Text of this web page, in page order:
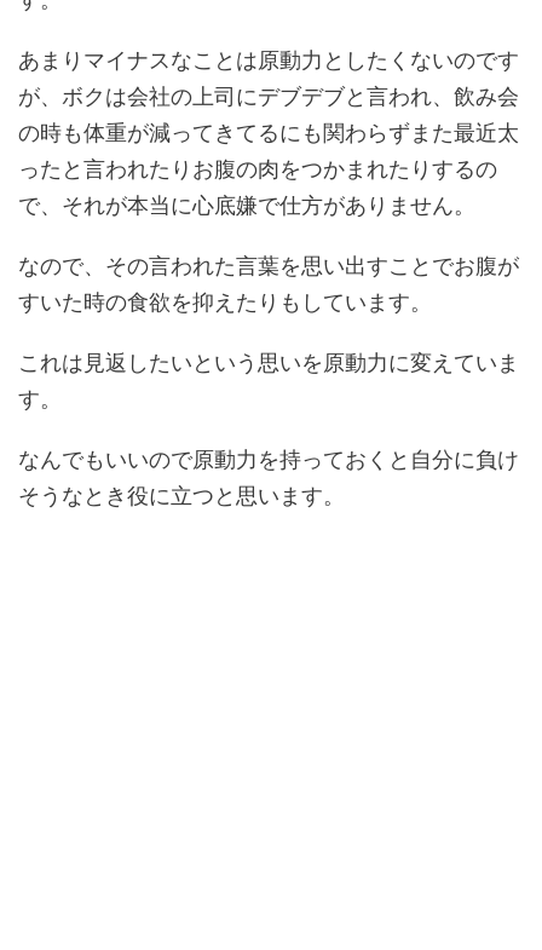
あまりマイナスなことは原動力としたくないのです
が、ボクは会社の上司にデブデブと言われ、飲み会
の時も体重が減ってきてるにも関わらずまた最近太
ったと言われたりお腹の肉をつかまれたりするの
で、それが本当に心底嫌で仕方がありません。
なので、その言われた言葉を思い出すことでお腹が
すいた時の食欲を抑えたりもしています。
これは見返したいという思いを原動力に変えていま
す。
なんでもいいので原動力を持っておくと自分に負け
そうなとき役に立つと思います。